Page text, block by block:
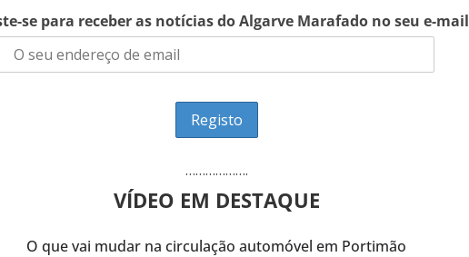
se para receber as notícias do Algarve Marafado no seu e-mail
……………….
VÍDEO EM DESTAQUE
O que vai mudar na circulação automóvel em Portimão